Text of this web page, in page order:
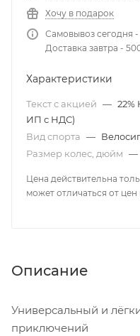
Хочу в подарок
Самовывоз сегодня
Доставка завтра -
Характеристики
Текст с акцией —
ИП с НДС)
Вид спорта —
Размер колес, дюйм —
Цена действительна
может отличаться от
Описание
Универсальный и
приключений